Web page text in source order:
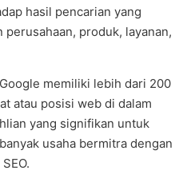
hasil pencarian yang
produk, layanan,
memiliki lebih dari 200
atau posisi web di dalam
yang signifikan untuk
usaha bermitra dengan